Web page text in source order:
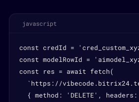
javascript
const credId =
const modelRowId =
const res = await fetch(
`https://
{ method: 'DELETE',